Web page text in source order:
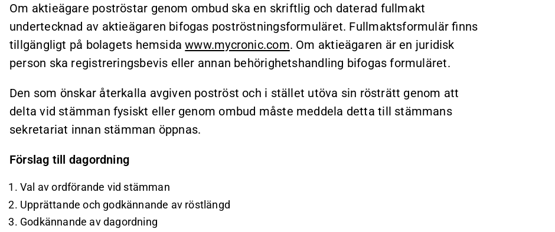
Om aktieägare poströstar genom ombud ska en skriftlig och daterad fullmakt
undertecknad av aktieägaren bifogas poströstningsformuläret. Fullmaktsformulär finns
tillgängligt på bolagets hemsidawww.mycronic.com. Om aktieägaren är en juridisk
person ska registreringsbevis eller annan behörighetshandling bifogas formuläret.
Den som önskar återkalla avgiven poströst och i stället utöva sin rösträtt genom att
delta vid stämman fysiskt eller genom ombud måste meddela detta till stämmans
sekretariat innan stämman öppnas.
Förslag till dagordning
Val av ordförande vid stämman
Upprättande och godkännande av röstlängd
Godkännande av dagordning